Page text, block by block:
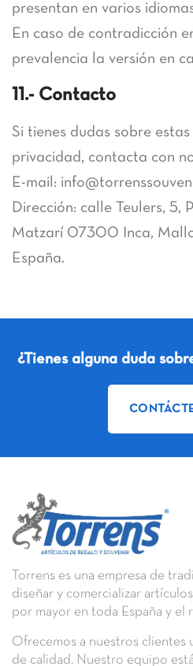
presentan en varios
En caso de contradicción
prevalencia la versión en
11.- Contacto
Si tienes dudas sobre
privacidad, contacta con
E-mail:
Dirección: calle Teulers, 5,
Matzarí 07300 Inca,
España.
¿Tienes alguna duda
Torrens es una empresa de
diseñar y comercializar
por mayor en toda España y el
Ofrecemos a nuestros clientes
de calidad. Nuestro equipo